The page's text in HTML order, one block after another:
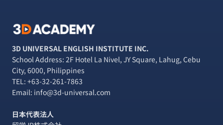
な
カ
フ
ェ？！
【DEGREE9
COFFEE】
3D UNIVERSAL ENGLISH INSTITUTE INC.
School Address: 2F Hotel La Nivel, JY Square, Lahug, Cebu
City, 6000, Philippines
TEL: +63-32-261-7863
Email: info@3d-universal.com
日本代表法人